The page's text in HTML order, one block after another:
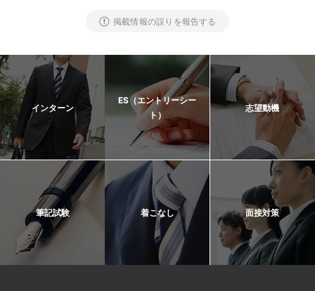
掲載情報の誤りを報告する
インターン
ES（エントリーシー
ト）
志望動機
筆記試験 着こなし 面接対策